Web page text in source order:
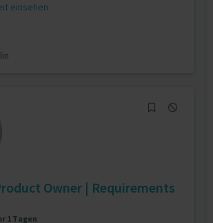
einsehen
Owner | Requirements
1 Tagen